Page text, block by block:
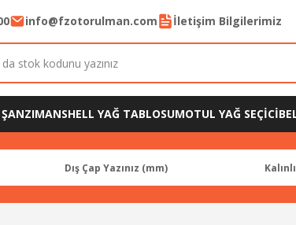
info@fzotorulman.com İletişim Bilgilerimiz
SHELL YAĞ TABLOSUMOTUL YAĞ SEÇİCİ